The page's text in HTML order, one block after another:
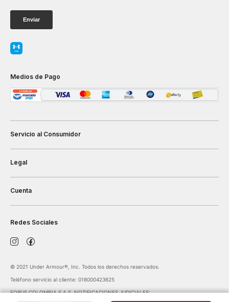
Medios de Pago
Servicio al Consumidor
Legal
Cuenta
Redes Sociales
©️ 2021 Under Armour®️, Inc. Todos los derechos reservados.
Teléfono servicio al cliente: 018000423625
FORUS COLOMBIA S.A.S. NOTIFICACIONES JUDICIALES:
notificaciones@forus.com.co
| Av. Carrera 45 Nº 108-27 BOGOTÁ COLOMBIA